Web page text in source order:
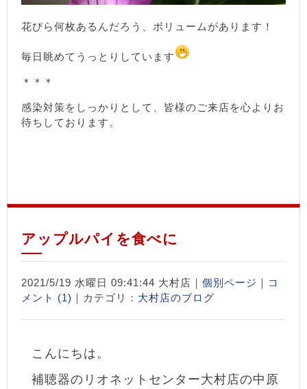
花びら何枚あるんだろう、ボリュームがあります！
毎日眺めてうっとりしています
＊＊＊
感染対策をしっかりとして、皆様のご来店を心よりお
待ちしております。
アップルパイを食べに
2021/5/19 水曜日 09:41:44 大村店｜ 個別ページ ｜ コ
メント (1) ｜カテゴリ： 大村店のブログ
こんにちは。
補聴器のリオネットセンター大村店の中原